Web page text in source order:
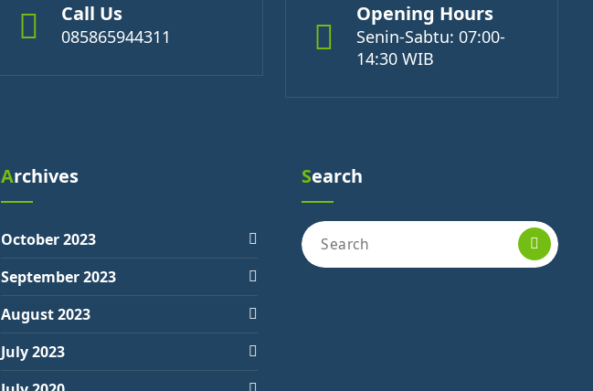
Call Us
085865944311
Opening Hours
Senin-Sabtu: 07:00-
14:30 WIB
Archives
October 2023
September 2023
August 2023
July 2023
Search
Search
for: